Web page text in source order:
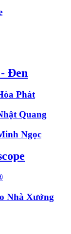
Đen
Phát
Quang
Ngọc
Nhà Xưởng